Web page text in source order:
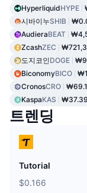
HyperliquidHYPE
시바이누SHIB
AudieraBEAT
ZcashZEC
도지코인DOGE
BiconomyBICO
CronosCRO
KaspaKAS ₩37.39
트렌딩
Tutorial
$0.166